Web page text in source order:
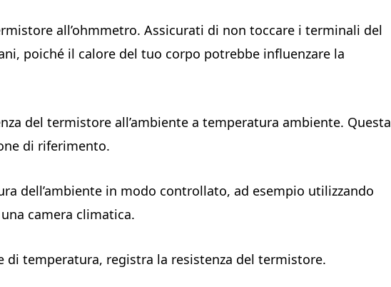
all’ohmmetro. Assicurati di non toccare i terminali del
poiché il calore del tuo corpo potrebbe influenzare la
del termistore all’ambiente a temperatura ambiente. Questa
di riferimento.
dell’ambiente in modo controllato, ad esempio utilizzando
camera climatica.
di temperatura, registra la resistenza del termistore.